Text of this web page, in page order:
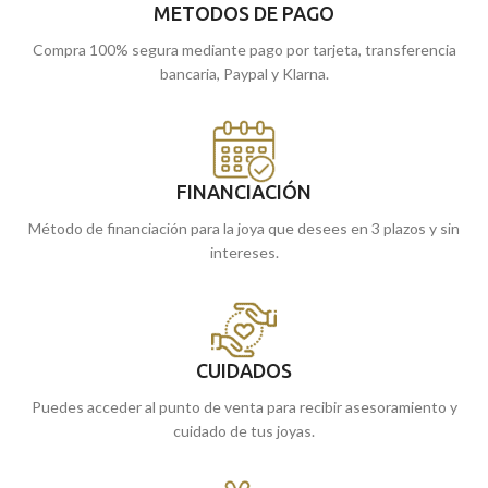
METODOS DE PAGO
Compra 100% segura mediante pago por tarjeta, transferencia
bancaria, Paypal y Klarna.
FINANCIACIÓN
Método de financiación para la joya que desees en 3 plazos y sin
intereses.
CUIDADOS
Puedes acceder al punto de venta para recibir asesoramiento y
cuidado de tus joyas.